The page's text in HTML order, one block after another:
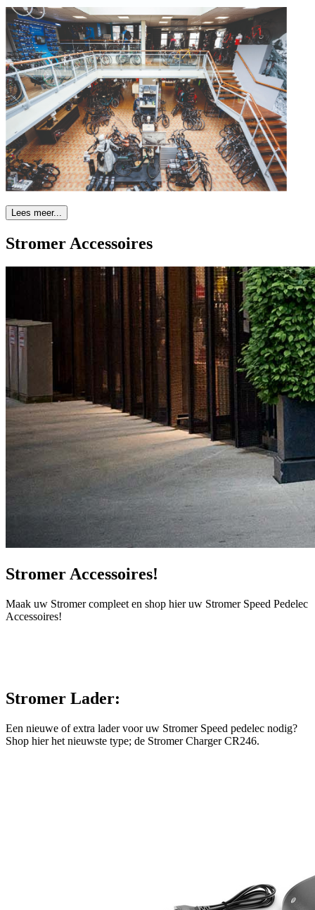
Lees meer...
Stromer Accessoires
Stromer Accessoires!
Maak uw Stromer compleet en shop hier uw Stromer Speed Pedelec
Accessoires!
Stromer Lader:
Een nieuwe of extra lader voor uw Stromer Speed pedelec nodig?
Shop hier het nieuwste type; de Stromer Charger CR246.